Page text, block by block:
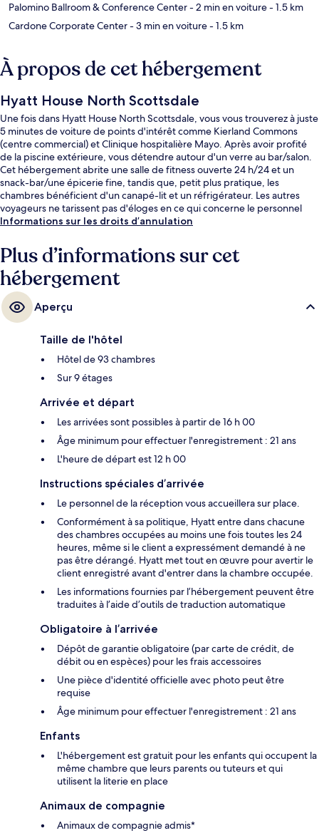
Palomino Ballroom & Conference Center- 2 min en voiture- 1.5 km
Cardone Corporate Center- 3 min en voiture- 1.5 km
À propos de cet hébergement
Hyatt House North Scottsdale
Une fois dans Hyatt House North Scottsdale, vous vous trouverez à juste
5 minutes de voiture de points d'intérêt comme Kierland Commons
(centre commercial) et Clinique hospitalière Mayo. Après avoir profité
de la piscine extérieure, vous détendre autour d'un verre au bar/salon.
Cet hébergement abrite une salle de fitness ouverte 24 h/24 et un
snack-bar/une épicerie fine, tandis que, petit plus pratique, les
chambres bénéficient d'un canapé-lit et un réfrigérateur. Les autres
voyageurs ne tarissent pas d'éloges en ce qui concerne le personnel
attentionné et le petit déjeuner.
Informations sur les droits d’annulation
Plus d’informations sur cet
hébergement
Aperçu
Taille de l'hôtel
Hôtel de 93 chambres
Sur 9 étages
Arrivée et départ
Les arrivées sont possibles à partir de 16 h 00
Âge minimum pour effectuer l'enregistrement : 21 ans
L'heure de départ est 12 h 00
Instructions spéciales d’arrivée
Le personnel de la réception vous accueillera sur place.
Conformément à sa politique, Hyatt entre dans chacune
des chambres occupées au moins une fois toutes les 24
heures, même si le client a expressément demandé à ne
pas être dérangé. Hyatt met tout en œuvre pour avertir le
client enregistré avant d'entrer dans la chambre occupée.
Les informations fournies par l’hébergement peuvent être
traduites à l’aide d’outils de traduction automatique
Obligatoire à l’arrivée
Dépôt de garantie obligatoire (par carte de crédit, de
débit ou en espèces) pour les frais accessoires
Une pièce d'identité officielle avec photo peut être
requise
Âge minimum pour effectuer l'enregistrement : 21 ans
Enfants
L'hébergement est gratuit pour les enfants qui occupent la
même chambre que leurs parents ou tuteurs et qui
utilisent la literie en place
Animaux de compagnie
Animaux de compagnie admis*